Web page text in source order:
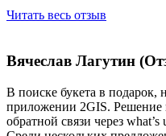
Читать весь отзыв
Вячеслав Лагутин
В поиске букета в подарок,
приложении 2GIS. Решение
обратной связи через